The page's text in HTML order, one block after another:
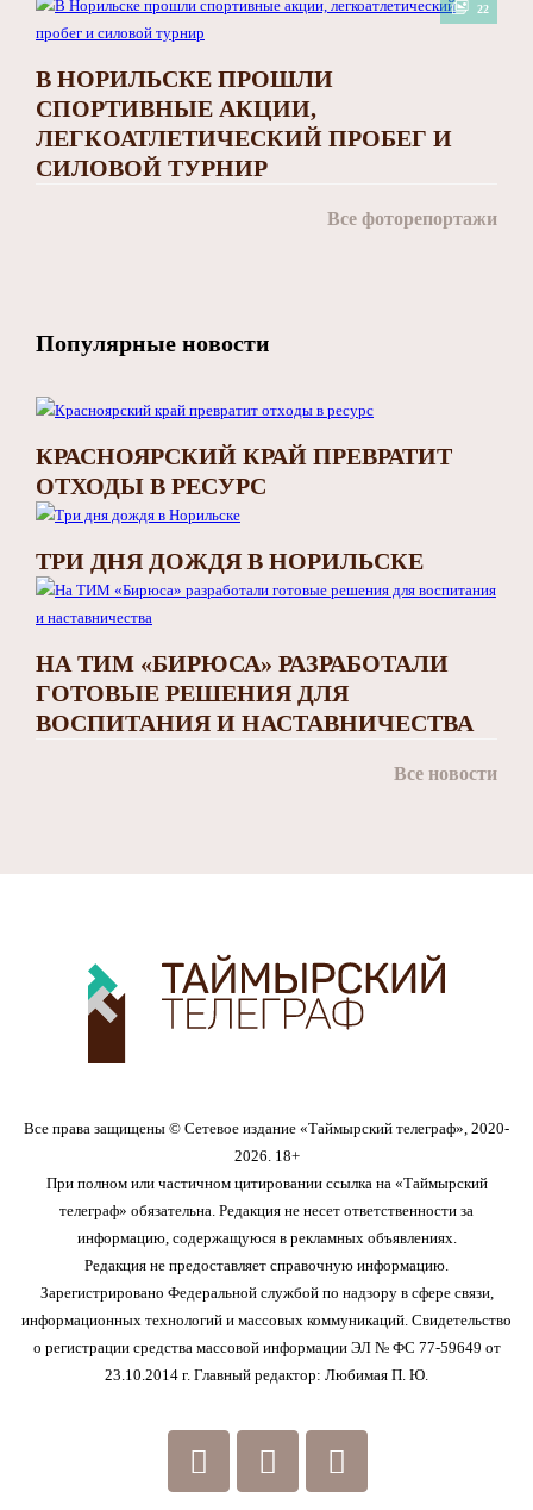
22
В НОРИЛЬСКЕ ПРОШЛИ
СПОРТИВНЫЕ АКЦИИ,
ЛЕГКОАТЛЕТИЧЕСКИЙ ПРОБЕГ И
СИЛОВОЙ ТУРНИР
Все фоторепортажи
Популярные новости
КРАСНОЯРСКИЙ КРАЙ ПРЕВРАТИТ
ОТХОДЫ В РЕСУРС
ТРИ ДНЯ ДОЖДЯ В НОРИЛЬСКЕ
НА ТИМ «БИРЮСА» РАЗРАБОТАЛИ
ГОТОВЫЕ РЕШЕНИЯ ДЛЯ
ВОСПИТАНИЯ И НАСТАВНИЧЕСТВА
Все новости
Все права защищены © Сетевое издание «Таймырский телеграф», 2020-
2026. 18+
При полном или частичном цитировании ссылка на «Таймырский
телеграф» обязательна. Редакция не несет ответственности за
информацию, содержащуюся в рекламных объявлениях.
Редакция не предоставляет справочную информацию.
Зарегистрировано Федеральной службой по надзору в сфере связи,
информационных технологий и массовых коммуникаций. Свидетельство
о регистрации средства массовой информации ЭЛ № ФС 77-59649 от
23.10.2014 г. Главный редактор: Любимая П. Ю.